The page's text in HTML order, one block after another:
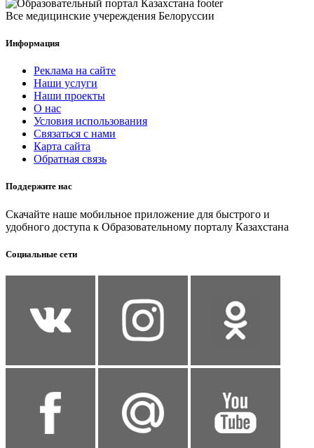
Все медицинские учереждения Белоруссии
Информация
Реклама на сайте
Наши услуги
Наши проекты
О нас
Условия использования
Связаться с нами
Карта сайта
Обратная связь
Поддержите нас
Скачайте наше мобильное приложение для быстрого и
удобного доступа к Образовательному порталу Казахстана
Социальные сети